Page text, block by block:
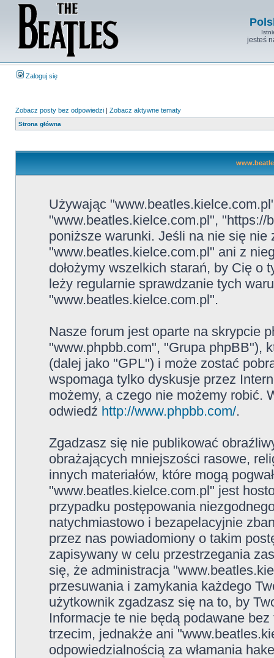
jesteś
Zaloguj się
Zobacz posty bez odpowiedzi | Zobacz aktywne tematy
Strona główna
Używając
"www.beatles.kielce.com.pl",
poniższe warunki. Jeśli na nie się
"www.beatles.kielce.com.pl" ani z
dołożymy wszelkich starań, by Cię o
leży regularnie sprawdzanie tych
"www.beatles.kielce.com.pl".
Nasze forum jest oparte na skrypcie
"www.phpbb.com", "Grupa phpBB"),
(dalej jako "GPL") i może zostać
wspomaga tylko dyskusje przez
możemy, a czego nie możemy robić.
odwiedź http://www.phpbb.com/.
Zgadzasz się nie publikować
obrażających mniejszości rasowe,
innych materiałów, które mogą
"www.beatles.kielce.com.pl" jest
przypadku postępowania
natychmiastowo i bezapelacyjnie
przez nas powiadomiony o takim
zapisywany w celu przestrzegania
się, że administracja
przesuwania i zamykania każdego
użytkownik zgadzasz się na to, by
Informacje te nie będą podawane
trzecim, jednakże ani
odpowiedzialnością za włamania